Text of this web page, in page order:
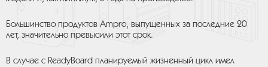
Большинство продуктов Ampro, выпущенных за последние 20
лет, значительно превысили этот срок.
В случае с ReadyBoard планируемый жизненный цикл имел